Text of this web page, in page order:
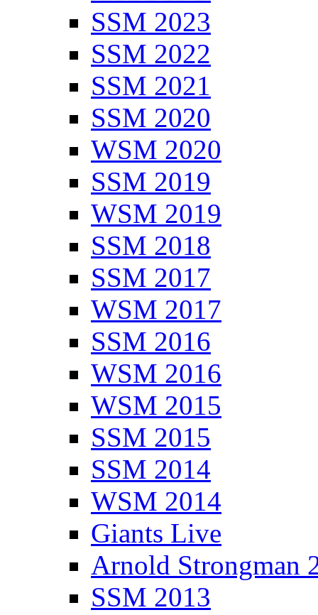
SSM 2023
SSM 2022
SSM 2021
SSM 2020
WSM 2020
SSM 2019
WSM 2019
SSM 2018
SSM 2017
WSM 2017
SSM 2016
WSM 2016
WSM 2015
SSM 2015
SSM 2014
WSM 2014
Giants Live
Arnold Strongman
SSM 2013